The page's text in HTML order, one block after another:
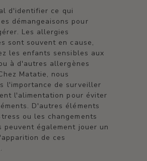
d'identifier ce qui
démangeaisons pour
Les allergies
sont souvent en cause,
les enfants sensibles aux
à d'autres allergènes
Matatie, nous
l'importance de surveiller
l'alimentation pour éviter
D'autres éléments
ou les changements
peuvent également jouer un
de ces